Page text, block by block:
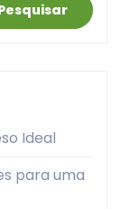
Ideal
para uma